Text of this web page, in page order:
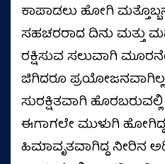
ಕಾಪಾಡಲು ಹೋಗಿ
ಸಹಚರರಾದ ದಿನು ಮತ್ತು
ರಕ್ಷಿಸುವ ಸಲುವಾಗಿ
ಜಿಗಿದರೂ
ಸುರಕ್ಷಿತವಾಗಿ
ಈಗಾಗಲೇ ಮುಳುಗಿ
ಹಿಮಾವೃತವಾಗಿದ್ದ ನೀರಿನ